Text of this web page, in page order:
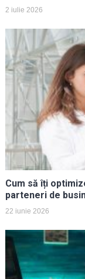
2 iulie 2026
Cum să îți
parteneri de
22 iunie 2026